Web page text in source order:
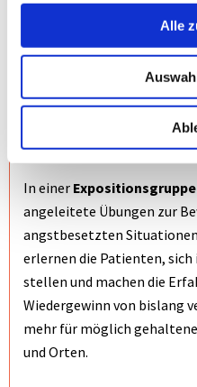
Alle
Rahmen des
Angsterlebens wird
angestrebt.
Angststörung
individuelle Strategien zur
In einer Expositionsgruppe
angeleitete Übungen zur
angstbesetzten
erlernen die Patienten, sich
stellen und machen die
Wiedergewinn von bislang
mehr für möglich
und Orten.